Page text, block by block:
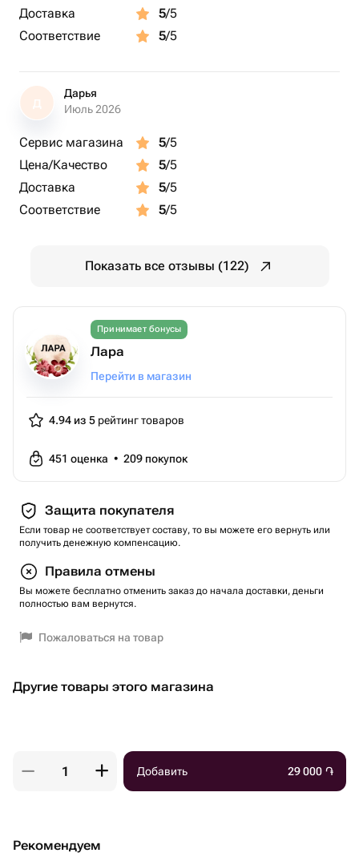
Доставка 5/5
Соответствие
5/5
Д
Дарья
Июль 2026
Сервис магазина 5/5
Цена/Качество
5/5
Доставка
5/5
Соответствие
5/5
Показать все отзывы (122)
Принимает бонусы
Лара
Перейти в магазин
4.94 из 5 рейтинг товаров
451 оценка • 209 покупок
Защита покупателя
Если товар не соответствует составу, то вы можете его вернуть или
получить денежную компенсацию.
Правила отмены
Вы можете бесплатно отменить заказ до начала доставки, деньги
полностью вам вернутся.
Пожаловаться на товар
Другие товары этого магазина
Добавить 29 000 ֏
Рекомендуем